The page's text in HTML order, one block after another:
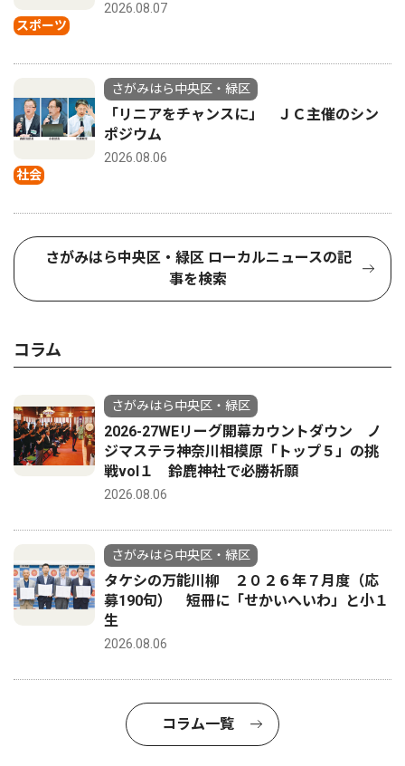
スポーツ
2026.08.07
社会
さがみはら中央区・緑区
「リニアをチャンスに」 ＪＣ主催のシン
ポジウム
2026.08.06
さがみはら中央区・緑区 ローカルニュースの記
事を検索
コラム
さがみはら中央区・緑区
2026-27WEリーグ開幕カウントダウン ノ
ジマステラ神奈川相模原「トップ５」の挑
戦vol１ 鈴鹿神社で必勝祈願
2026.08.06
さがみはら中央区・緑区
タケシの万能川柳 ２０２６年７月度（応
募190句） 短冊に「せかいへいわ」と小１
生
2026.08.06
コラム一覧